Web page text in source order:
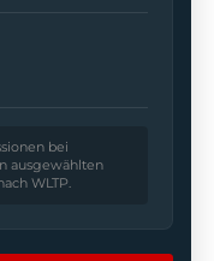
bei
ausgewählten
WLTP.